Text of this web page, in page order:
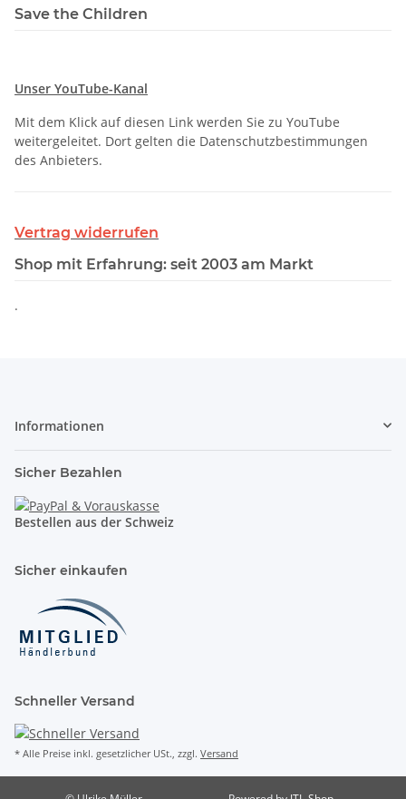
Save the Children
Unser YouTube-Kanal
Mit dem Klick auf diesen Link werden Sie zu YouTube
weitergeleitet. Dort gelten die Datenschutzbestimmungen
des Anbieters.
Vertrag widerrufen
Shop mit Erfahrung: seit 2003 am Markt
.
Informationen
Sicher Bezahlen
Bestellen aus der Schweiz
Sicher einkaufen
Schneller Versand
* Alle Preise inkl. gesetzlicher USt., zzgl. Versand